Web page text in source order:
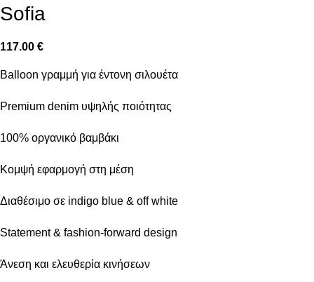
Sofia
117.00 €
Balloon γραμμή για έντονη σιλουέτα
Premium denim υψηλής ποιότητας
100% οργανικό βαμβάκι
Κομψή εφαρμογή στη μέση
Διαθέσιμο σε indigo blue & off white
Statement & fashion-forward design
Άνεση και ελευθερία κινήσεων